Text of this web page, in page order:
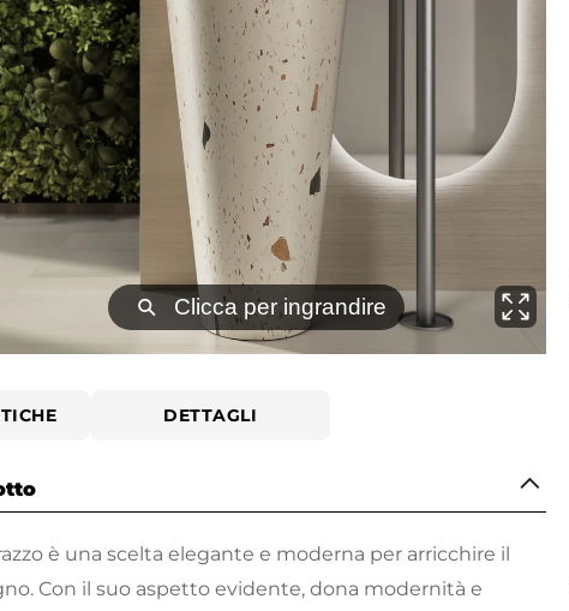
⚲ Clicca per ingrandire
DETTAGLI
è una scelta elegante e moderna per arricchire il
Con il suo aspetto evidente, dona modernità e